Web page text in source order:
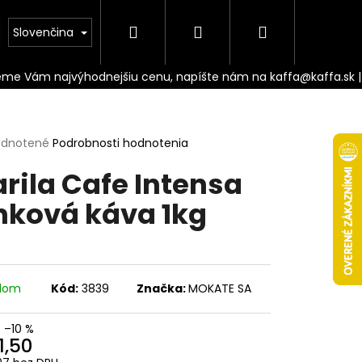
Doprava
Slovenčina Hľadať PrihlásenieNákupný
košík
Podrobnosti hodnotenia
Cafe Intensa
káva 1kg
Kód: 3839 Značka:MOKATE SA
–10 %